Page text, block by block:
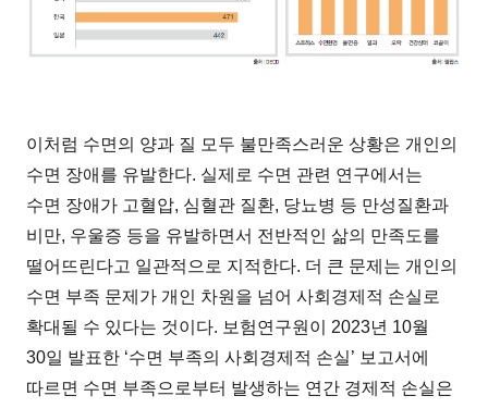
이처럼 수면의 양과 질 모두 불만족스러운 상황은 개인의
수면 장애를 유발한다. 실제로 수면 관련 연구에서는
수면 장애가 고혈압, 심혈관 질환, 당뇨병 등 만성질환과
비만, 우울증 등을 유발하면서 전반적인 삶의 만족도를
떨어뜨린다고 일관적으로 지적한다. 더 큰 문제는 개인의
수면 부족 문제가 개인 차원을 넘어 사회경제적 손실로
확대될 수 있다는 것이다. 보험연구원이 2023년 10월
30일 발표한 ‘수면 부족의 사회경제적 손실’ 보고서에
따르면 수면 부족으로부터 발생하는 연간 경제적 손실은